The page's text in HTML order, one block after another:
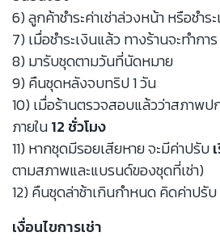
6) ลูกค้าชำระค่าเช่าล่วงหน้า หรือชำ
7) เมื่อชำระเงินแล้ว ทางร้านจะทำการ
8) มารับชุดตามวันที่นัดหมาย
9) คืนชุดหลังจบทริป 1 วัน
10) เมื่อร้านตรวจสอบแล้วว่าสภาพ
ภายใน12 ชั่วโมง
11) หากชุดมีรอยเสียหาย จะมีค่าปรับ
ตามสภาพและแบรนด์ของชุดที่เช่า)
12) คืนชุดล่าช้าเกินกำหนด คิดค่าปรับ
เงื่อนไขการเช่า